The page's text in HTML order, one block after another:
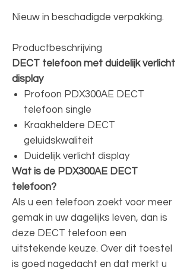
Nieuw in beschadigde verpakking.
Productbeschrijving
DECT telefoon met duidelijk verlicht
display
Profoon PDX300AE DECT
telefoon single
Kraakheldere DECT
geluidskwaliteit
Duidelijk verlicht display
Wat is de PDX300AE DECT
telefoon?
Als u een telefoon zoekt voor meer
gemak in uw dagelijks leven, dan is
deze DECT telefoon een
uitstekende keuze. Over dit toestel
is goed nagedacht en dat merkt u